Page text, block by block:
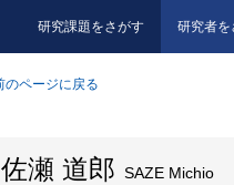
研究課題をさがす 研究者を
のページに戻る
佐瀬 道郎 SAZE Michio